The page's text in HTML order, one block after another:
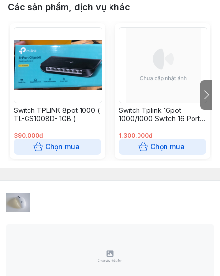
Các sản phẩm, dịch vụ khác
Switch TPLINK 8pot 1000 (
TL-GS1008D- 1GB )
390.000đ
Chọn mua
Switch Tplink 16pot
1000/1000 Switch 16 Port
Chính Hãng
1.300.000đ
Chọn mua